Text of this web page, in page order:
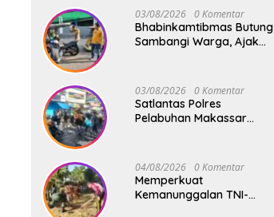
Center Malakaji
03/08/2026 0 Komentar
Bhabinkamtibmas Butung
Sambangi Warga, Ajak
03/08/2026 0 Komentar
Satlantas Polres
Pelabuhan Makassar
Aman dan Lancar
04/08/2026 0 Komentar
Memperkuat
Kemanunggalan TNI-